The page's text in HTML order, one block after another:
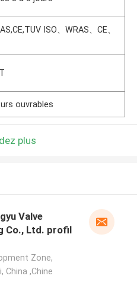
ISO、WRAS、CE、
ouvrables
plus
Valve
Co., Ltd. profil
Zone,
China ,Chine